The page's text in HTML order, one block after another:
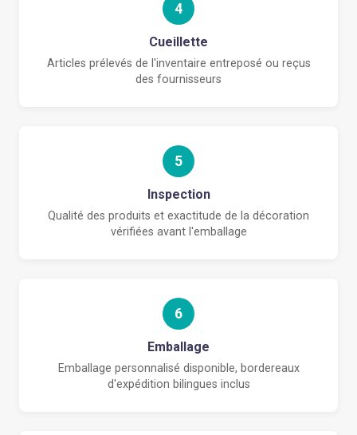
4
Cueillette
Articles prélevés de l'inventaire entreposé ou reçus
des fournisseurs
5
Inspection
Qualité des produits et exactitude de la décoration
vérifiées avant l'emballage
6
Emballage
Emballage personnalisé disponible, bordereaux
d'expédition bilingues inclus